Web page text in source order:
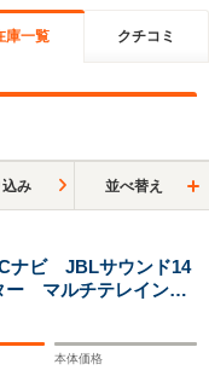
庫一覧 クチコミ
み 並べ替え
ナビ JBLサウンド14
ー マルチテレインモ
ヒッチメンバー ル
本体価格